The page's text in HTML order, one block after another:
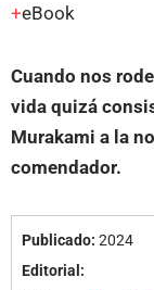
eBook
Cuando nos
vida quizá
Murakami a la
comendador.
Publicado: 2024
Editorial: